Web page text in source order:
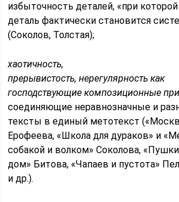
избыточность деталей, «при которой
деталь фактически становится
(Соколов, Толстая);
хаотичность,
прерывистость, нерегулярность как
господствующие композиционные
соединяющие неравнозначные и
тексты в единый метотекст
Ерофеева, «Школа для дураков» и
собакой и волком» Соколова,
дом» Битова, «Чапаев и пустота»
и др.).